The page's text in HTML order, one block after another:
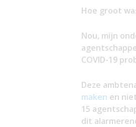
Hoe groot
Nou, mijn
COVID-19
Deze
maken en
15
dit